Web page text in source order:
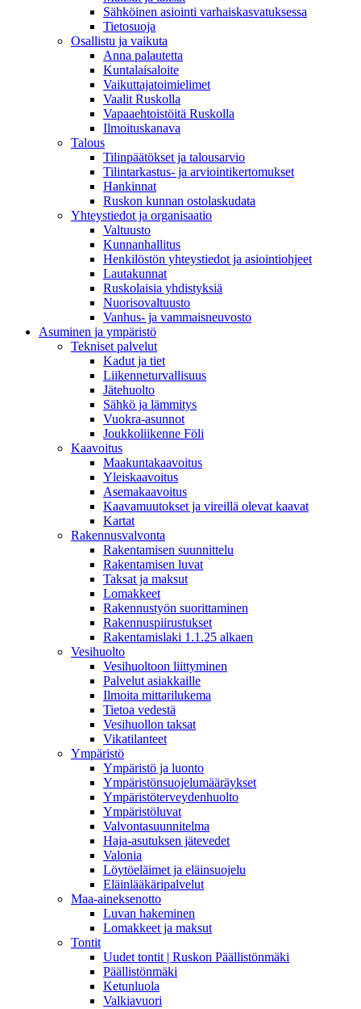
Sähköinen asiointi varhaiskasvatuksessa
Tietosuoja
Osallistu ja vaikuta
Anna palautetta
Kuntalaisaloite
Vaikuttajatoimielimet
Vaalit Ruskolla
Vapaaehtoistöitä Ruskolla
Ilmoituskanava
Talous
Tilinpäätökset ja talousarvio
Tilintarkastus- ja arviointikertomukset
Hankinnat
Ruskon kunnan ostolaskudata
Yhteystiedot ja organisaatio
Valtuusto
Kunnanhallitus
Henkilöstön yhteystiedot ja asiointiohjeet
Lautakunnat
Ruskolaisia yhdistyksiä
Nuorisovaltuusto
Vanhus- ja vammaisneuvosto
Asuminen ja ympäristö
Tekniset palvelut
Kadut ja tiet
Liikenneturvallisuus
Jätehuolto
Sähkö ja lämmitys
Vuokra-asunnot
Joukkoliikenne Föli
Kaavoitus
Maakuntakaavoitus
Yleiskaavoitus
Asemakaavoitus
Kaavamuutokset ja vireillä olevat kaavat
Kartat
Rakennusvalvonta
Rakentamisen suunnittelu
Rakentamisen luvat
Taksat ja maksut
Lomakkeet
Rakennustyön suorittaminen
Rakennuspiirustukset
Rakentamislaki 1.1.25 alkaen
Vesihuolto
Vesihuoltoon liittyminen
Palvelut asiakkaille
Ilmoita mittarilukema
Tietoa vedestä
Vesihuollon taksat
Vikatilanteet
Ympäristö
Ympäristö ja luonto
Ympäristönsuojelumääräykset
Ympäristöterveydenhuolto
Ympäristöluvat
Valvontasuunnitelma
Haja-asutuksen jätevedet
Valonia
Löytöeläimet ja eläinsuojelu
Eläinlääkäripalvelut
Maa-aineksenotto
Luvan hakeminen
Lomakkeet ja maksut
Tontit
Uudet tontit | Ruskon Päällistönmäki
Päällistönmäki
Ketunluola
Valkiavuori